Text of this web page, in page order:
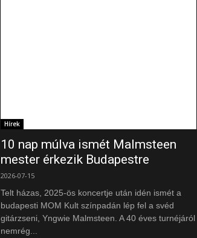
Hírek
10 nap múlva ismét Malmsteen
mester érkezik Budapestre
2026-07-15
Telt házas, 2025-ös koncertje után idén ismét a
budapesti MOM Kult színpadán lép fel a svéd
gitárzseni, Yngwie Malmsteen. A 40 éves turnéjáról
nemrég...